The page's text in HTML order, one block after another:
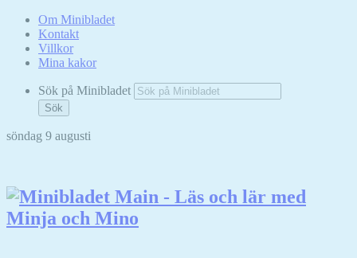
Om Minibladet
Kontakt
Villkor
Mina kakor
Sök på Minibladet
Sök
söndag 9 augusti
Hoppa
innehållet